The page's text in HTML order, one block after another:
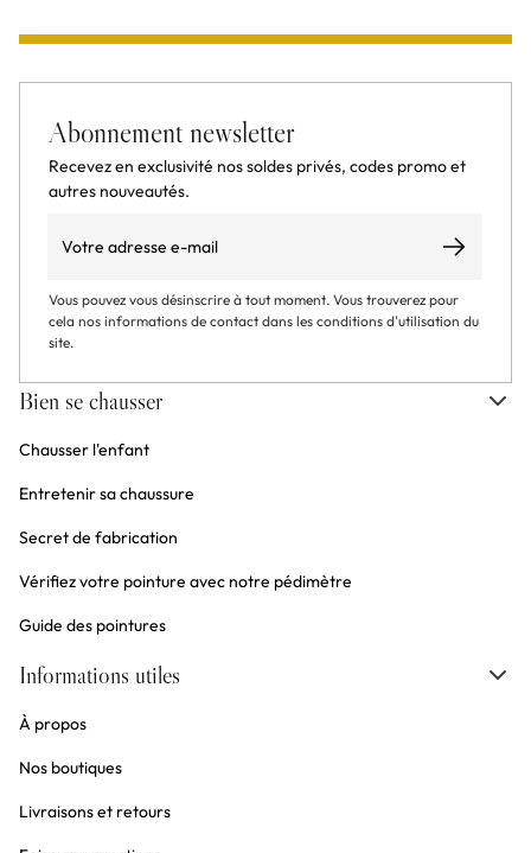
Abonnement newsletter
Recevez en exclusivité nos soldes privés, codes promo et
autres nouveautés.
S’abonner
Vous pouvez vous désinscrire à tout moment. Vous trouverez pour
cela nos informations de contact dans les conditions d'utilisation du
site.
Bien se chausser
Chausser l'enfant
Entretenir sa chaussure
Secret de fabrication
Vérifiez votre pointure avec notre pédimètre
Guide des pointures
Informations utiles
À propos
Nos boutiques
Livraisons et retours